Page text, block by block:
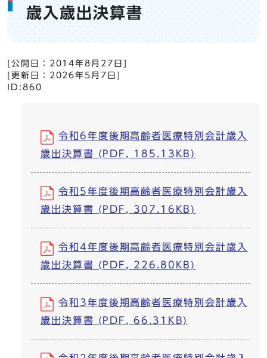
歳入歳出決算書
[公開日： 2014年8月27日
[更新日： 2026年5月7日
ID:860
令和6年度後期高齢者医療特別会計歳入
歳出決算書 (PDF, 185.13KB)
令和5年度後期高齢者医療特別会計歳入
歳出決算書 (PDF, 307.16KB)
令和4年度後期高齢者医療特別会計歳入
歳出決算書 (PDF, 226.80KB)
令和3年度後期高齢者医療特別会計歳入
歳出決算書 (PDF, 66.31KB)